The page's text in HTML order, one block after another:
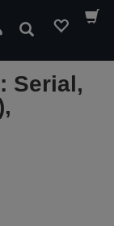
Rechercher
Serial,